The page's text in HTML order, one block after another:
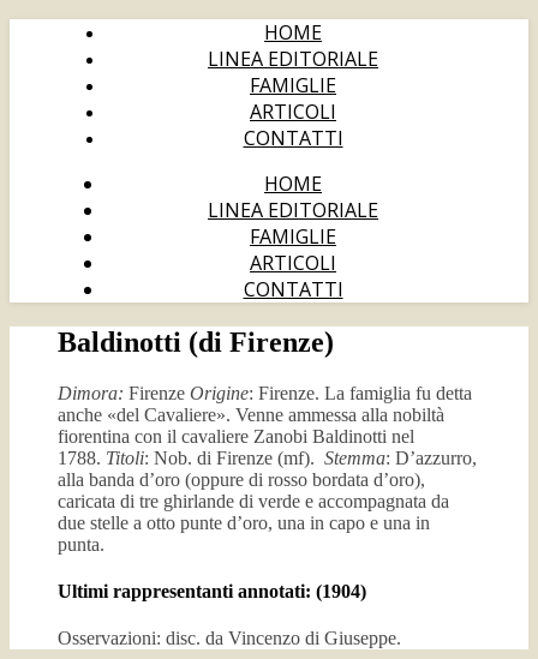
HOME
LINEA EDITORIALE
FAMIGLIE
ARTICOLI
CONTATTI
HOME
LINEA EDITORIALE
FAMIGLIE
ARTICOLI
CONTATTI
Baldinotti (di Firenze)
Dimora: Firenze Origine: Firenze. La famiglia fu detta
anche «del Cavaliere». Venne ammessa alla nobiltà
fiorentina con il cavaliere Zanobi Baldinotti nel
1788. Titoli: Nob. di Firenze (mf). Stemma: D’azzurro,
alla banda d’oro (oppure di rosso bordata d’oro),
caricata di tre ghirlande di verde e accompagnata da
due stelle a otto punte d’oro, una in capo e una in
punta.
Ultimi rappresentanti annotati: (1904)
Osservazioni: disc. da Vincenzo di Giuseppe.